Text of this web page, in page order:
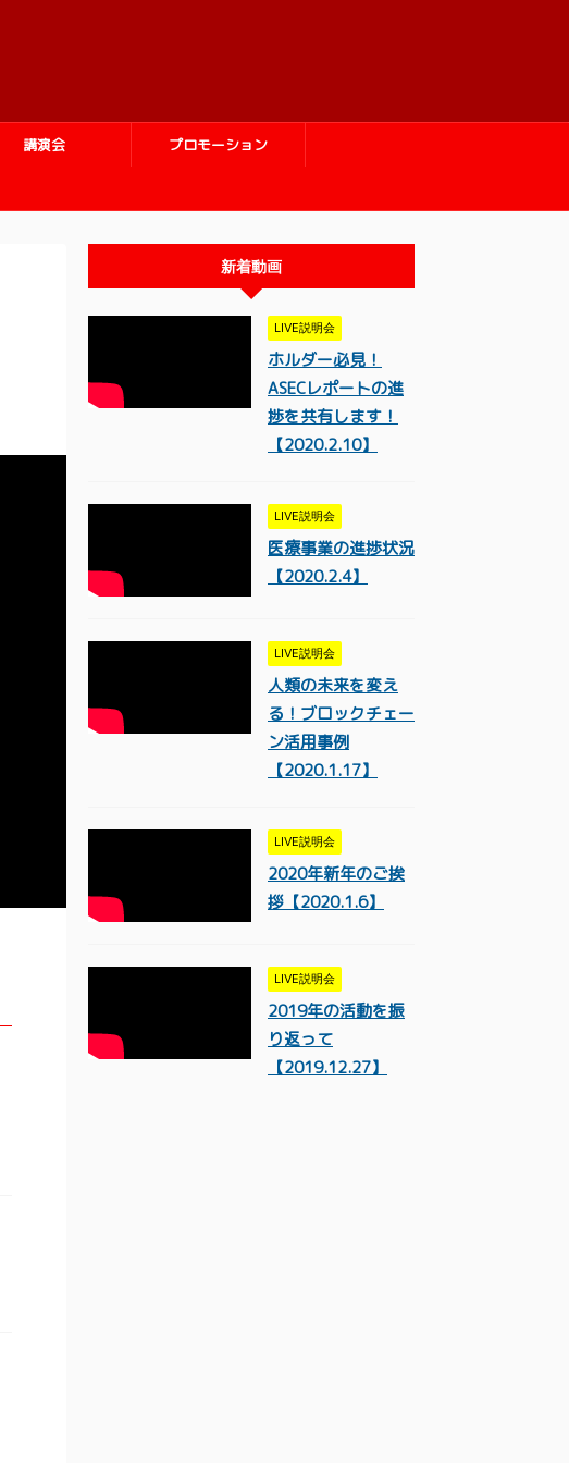
講演会 プロモーション
新着動画
LIVE説明会
ホルダー必見！
ASECレポートの進
捗を共有します！
【2020.2.10】
LIVE説明会
医療事業の進捗状況
【2020.2.4】
LIVE説明会
人類の未来を変え
る！ブロックチェー
ン活用事例
【2020.1.17】
LIVE説明会
2020年新年のご挨
拶【2020.1.6】
LIVE説明会
2019年の活動を振
り返って
【2019.12.27】